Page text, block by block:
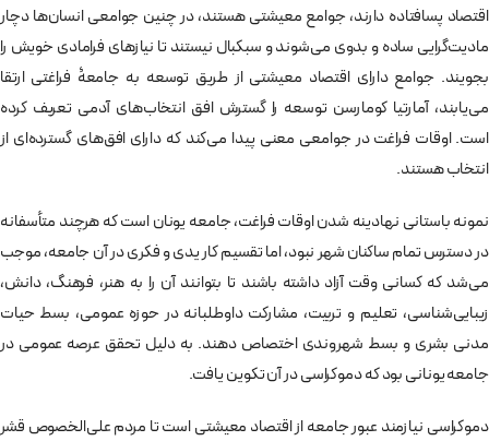
اقتصاد پس­افتاده دارند، جوامع معیشتی هستند، در چنین جوامعی انسان‌­ها دچار
مادیت‌­گرایی ساده و بدوی می­‌شوند و سبکبال نیستند تا نیازهای فرامادی خویش را
بجویند. جوامع دارای اقتصاد معیشتی از طریق توسعه به جامعۀ فراغتی ارتقا
می‌یابند، آمارتیا کومارسن توسعه را گسترش افق انتخاب­‌های آدمی تعریف کرده
است. اوقات فراغت در جوامعی معنی پیدا می‌­کند که دارای افق­‌های گسترده‌ای از
انتخاب هستند.
نمونه باستانی نهادینه شدن اوقات فراغت، جامعه یونان است که هرچند متأسفانه
در دسترس تمام ساکنان شهر نبود، اما تقسیم کار یدی و فکری در آن جامعه، موجب
می‌شد که کسانی وقت آزاد داشته باشند تا بتوانند آن را به هنر، فرهنگ، دانش،
زيبايی‌شناسی، تعليم و تربيت، مشاركت داوطلبانه در حوزه عمومی، بسط حيات
مدنی بشری و بسط شهروندی اختصاص دهند. به دليل تحقق عرصه عمومی در
جامعه يونانی بود که دموكراسی در آن تکوین یافت.
دموكراسی نيازمند عبور جامعه از اقتصاد معيشتی است تا مردم علی‌الخصوص قشر